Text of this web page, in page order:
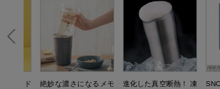
シード
絶妙な濃さになるメモ
進化した真空断熱！ 凍